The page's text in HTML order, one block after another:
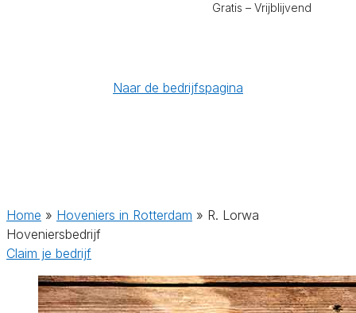
Gratis – Vrijblijvend
Naar de bedrijfspagina
Home » Hoveniers in Rotterdam » R. Lorwa
Hoveniersbedrijf
Claim je bedrijf